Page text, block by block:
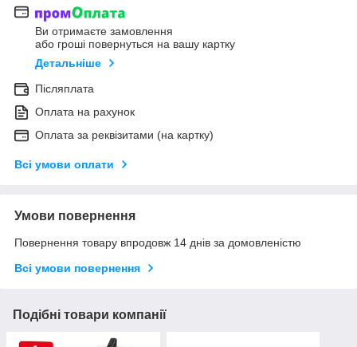
Ви отримаєте замовлення
або гроші повернуться на вашу картку
Детальніше
Післяплата
Оплата на рахунок
Оплата за реквізитами (на картку)
Всі умови оплати
Умови повернення
Повернення товару впродовж 14 днів за домовленістю
Всі умови повернення
Подібні товари компанії